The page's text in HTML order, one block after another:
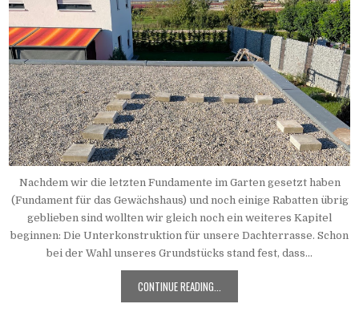
Nachdem wir die letzten Fundamente im Garten gesetzt haben
(Fundament für das Gewächshaus) und noch einige Rabatten übrig
geblieben sind wollten wir gleich noch ein weiteres Kapitel
beginnen: Die Unterkonstruktion für unsere Dachterrasse. Schon
bei der Wahl unseres Grundstücks stand fest, dass...
CONTINUE READING...